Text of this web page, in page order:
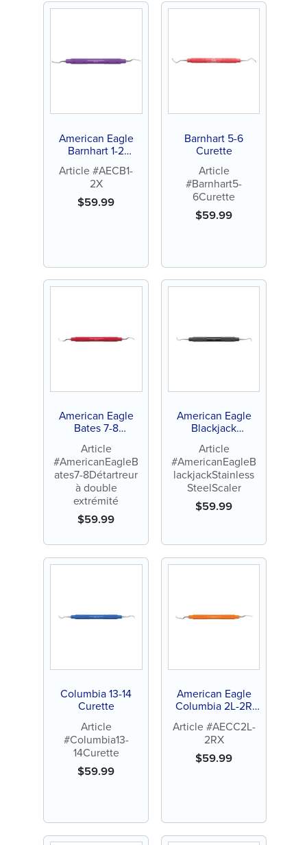
American Eagle
Barnhart 1-2
Article #AECB1-
2X
$59.99
Barnhart 5-6
Curette
Article
#Barnhart5-
6Curette
$59.99
American Eagle
Bates 7-8
double extrémité
Article
#AmericanEagleB
ates7-8Détartreur
à double
extrémité
$59.99
American Eagle
Blackjack
inoxydable
Article
#AmericanEagleB
lackjackStainless
SteelScaler
$59.99
Columbia 13-14
Curette
Article
#Columbia13-
14Curette
$59.99
American Eagle
Columbia 2L-2R
Article #AECC2L-
2RX
$59.99